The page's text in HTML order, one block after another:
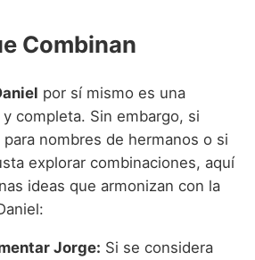
Combinan
por sí mismo es una
completa. Sin embargo, si
nombres de hermanos o si
explorar combinaciones, aquí
ideas que armonizan con la
Jorge: Si se considera